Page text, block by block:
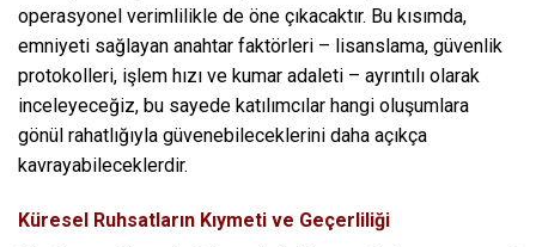
operasyonel verimlilikle de öne çıkacaktır. Bu kısımda,
emniyeti sağlayan anahtar faktörleri – lisanslama, güvenlik
protokolleri, işlem hızı ve kumar adaleti – ayrıntılı olarak
inceleyeceğiz, bu sayede katılımcılar hangi oluşumlara
gönül rahatlığıyla güvenebileceklerini daha açıkça
kavrayabileceklerdir.
Küresel Ruhsatların Kıymeti ve Geçerliliği